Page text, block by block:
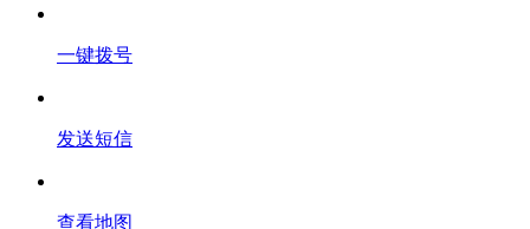
一键拨号
发送短信
查看地图